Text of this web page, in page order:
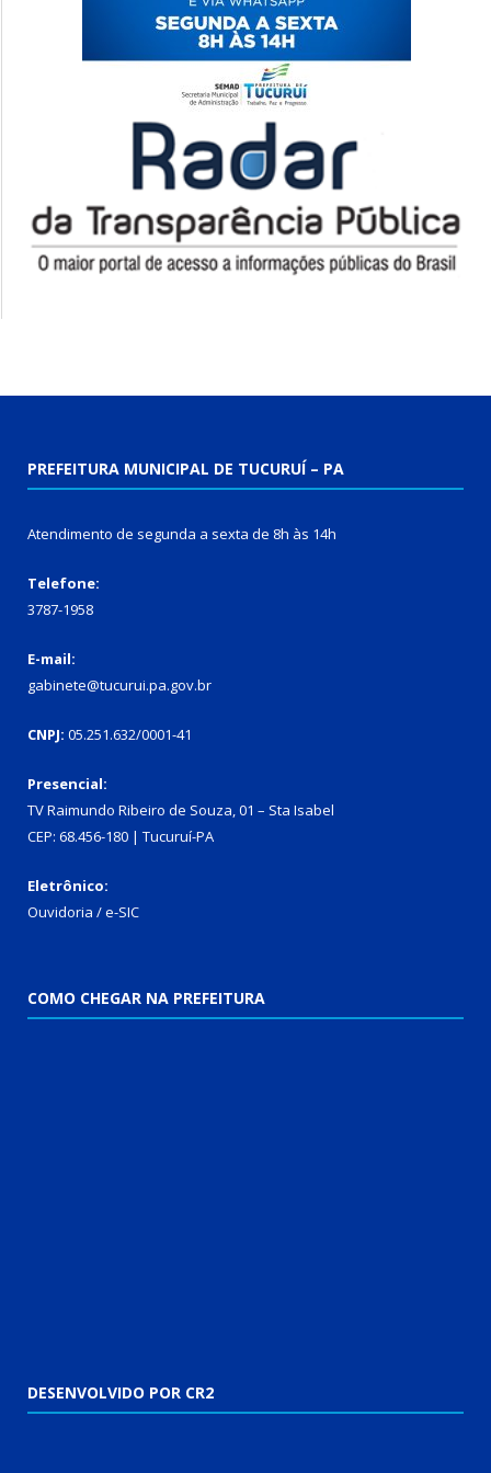
PREFEITURA MUNICIPAL DE TUCURUÍ – PA
Atendimento de segunda a sexta de 8h às 14h
Telefone:
3787-1958
E-mail:
gabinete@tucurui.pa.gov.br
CNPJ: 05.251.632/0001-41
Presencial:
TV Raimundo Ribeiro de Souza, 01 – Sta Isabel
CEP: 68.456-180 | Tucuruí-PA
Eletrônico:
Ouvidoria /e-SIC
COMO CHEGAR NA PREFEITURA
DESENVOLVIDO POR CR2